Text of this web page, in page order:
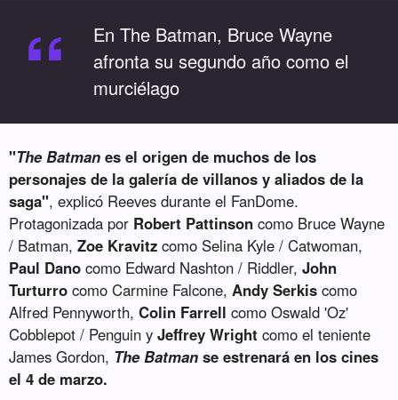
“
En The Batman, Bruce Wayne
afronta su segundo año como el
murciélago
"The Batman es el origen de muchos de los
personajes de la galería de villanos y aliados de la
saga", explicó Reeves durante el FanDome.
Protagonizada por Robert Pattinson como Bruce Wayne
/ Batman,Zoe Kravitz como Selina Kyle / Catwoman,
Paul Dano como Edward Nashton / Riddler,John
Turturro como Carmine Falcone, Andy Serkis como
Alfred Pennyworth,Colin Farrell como Oswald 'Oz'
Cobblepot / Penguin yJeffrey Wright como el teniente
James Gordon, The Batman se estrenará en los cines
el 4 de marzo.